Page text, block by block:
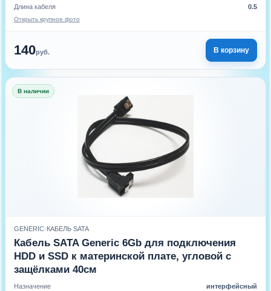
Длина кабеля
0.5
Открыть крупное фото
140руб. В корзину
В наличии
GENERIC·КАБЕЛЬ SATA
Кабель SATA Generic 6Gb для подключения
HDD и SSD к материнской плате, угловой с
защёлками 40см
Назначение
интерфейсный